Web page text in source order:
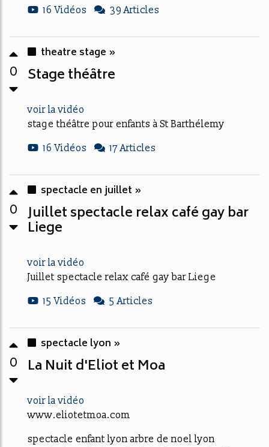
16 Vidéos
39 Articles
0
theatre stage »
Stage théâtre
voir la vidéo
stage théâtre pour enfants à St Barthélemy
16 Vidéos
17 Articles
0
spectacle en juillet »
Juillet spectacle relax café gay bar
Liege
voir la vidéo
Juillet spectacle relax café gay bar Liege
15 Vidéos
5 Articles
0
spectacle lyon »
La Nuit d'Eliot et Moa
voir la vidéo
www.eliotetmoa.com
spectacle enfant lyon arbre de noel lyon